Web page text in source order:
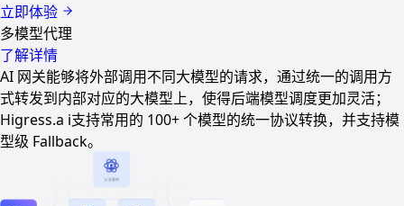
立即体验
多模型代理
了解详情
AI 网关能够将外部调用不同大模型的请求，通过统一的调用方
式转发到内部对应的大模型上，使得后端模型调度更加灵活；
Higress.a i支持常用的 100+ 个模型的统一协议转换，并支持模
型级 Fallback。